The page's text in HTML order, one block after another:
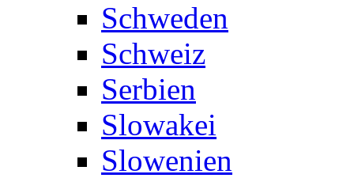
Schweden
Schweiz
Serbien
Slowakei
Slowenien